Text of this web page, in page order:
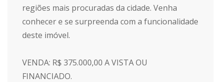
regiões mais procuradas da cidade. Venha
conhecer e se surpreenda com a funcionalidade
deste imóvel.
VENDA: R$ 375.000,00 A VISTA OU
FINANCIADO.